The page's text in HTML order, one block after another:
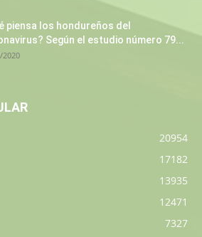
piensa los hondureños del
Según el estudio número 79...
2020
20954
17182
13935
12471
7327